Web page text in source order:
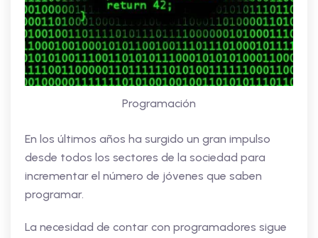
Programación
En los últimos años ha surgido un gran impulso
desde todos los sectores de la sociedad para
incrementar el número de jóvenes que saben
programar.
La necesidad de contar con programadores sigue